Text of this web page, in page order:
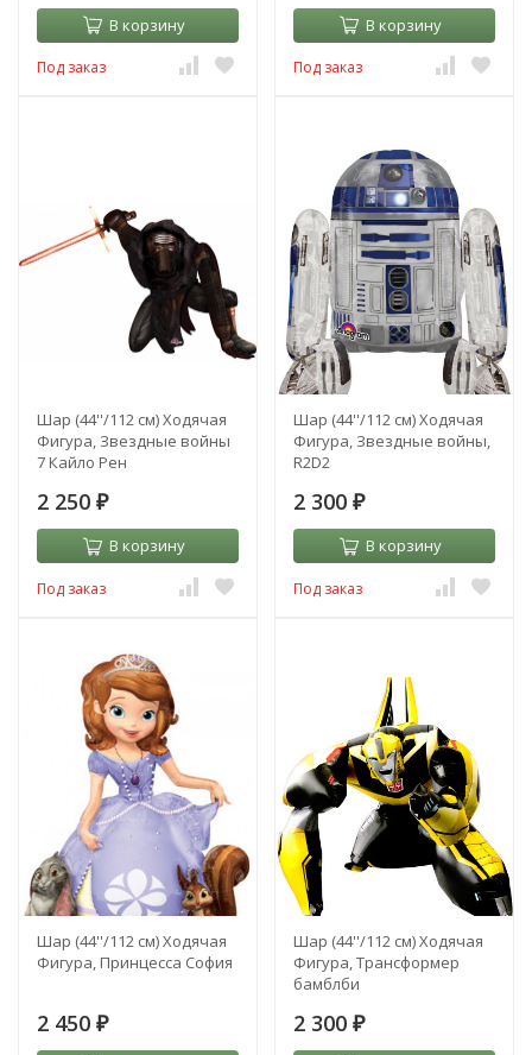
В корзину
Под заказ
В корзину
Под заказ
Шар (44''/112 см) Ходячая
Фигура, Звездные войны
7 Кайло Рен
2 250 ₽
В корзину
Под заказ
Шар (44''/112 см) Ходячая
Фигура, Звездные войны,
R2D2
2 300 ₽
В корзину
Под заказ
Шар (44''/112 см) Ходячая
Фигура, Принцесса София
2 450 ₽
Шар (44''/112 см) Ходячая
Фигура, Трансформер
бамблби
2 300 ₽